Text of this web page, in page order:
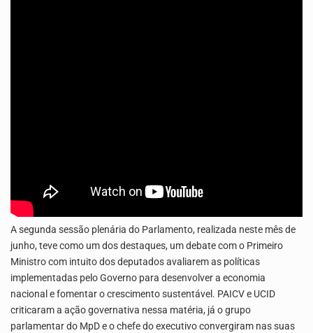
A segunda sessão plenária do Parlamento, realizada neste mês de
junho, teve como um dos destaques, um debate com o Primeiro
Ministro com intuito dos deputados avaliarem as políticas
implementadas pelo Governo para desenvolver a economia
nacional e fomentar o crescimento sustentável. PAICV e UCID
criticaram a ação governativa nessa matéria, já o grupo
parlamentar do MpD e o chefe do executivo convergiram nas suas